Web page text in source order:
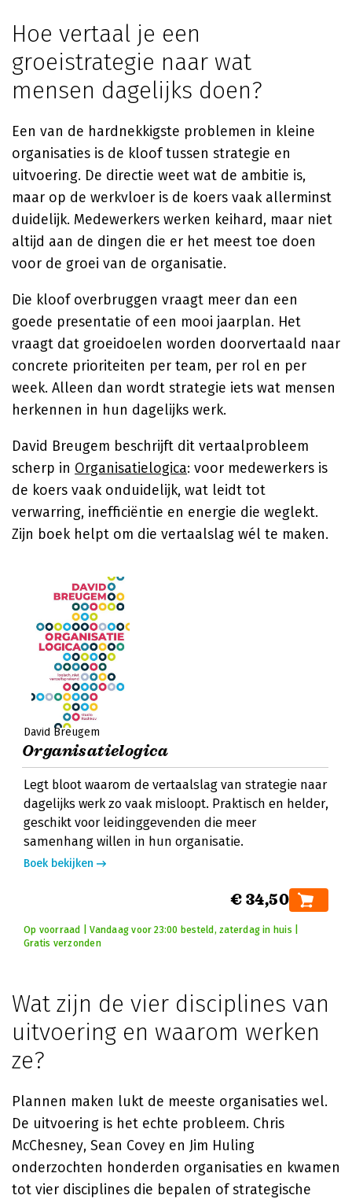
Hoe vertaal je een
groeistrategie naar wat
mensen dagelijks doen?
Een van de hardnekkigste problemen in kleine
organisaties is de kloof tussen strategie en
uitvoering. De directie weet wat de ambitie is,
maar op de werkvloer is de koers vaak allerminst
duidelijk. Medewerkers werken keihard, maar niet
altijd aan de dingen die er het meest toe doen
voor de groei van de organisatie.
Die kloof overbruggen vraagt meer dan een
goede presentatie of een mooi jaarplan. Het
vraagt dat groeidoelen worden doorvertaald naar
concrete prioriteiten per team, per rol en per
week. Alleen dan wordt strategie iets wat mensen
herkennen in hun dagelijks werk.
David Breugem beschrijft dit vertaalprobleem
scherp in Organisatielogica: voor medewerkers is
de koers vaak onduidelijk, wat leidt tot
verwarring, inefficiëntie en energie die weglekt.
Zijn boek helpt om die vertaalslag wél te maken.
David Breugem
Organisatielogica
Legt bloot waarom de vertaalslag van strategie naar
dagelijks werk zo vaak misloopt. Praktisch en helder,
geschikt voor leidinggevenden die meer
samenhang willen in hun organisatie.
Boek bekijken
€ 34,50
Op voorraad | Vandaag voor 23:00 besteld, zaterdag in huis |
Gratis verzonden
Wat zijn de vier disciplines van
uitvoering en waarom werken
ze?
Plannen maken lukt de meeste organisaties wel.
De uitvoering is het echte probleem. Chris
McChesney, Sean Covey en Jim Huling
onderzochten honderden organisaties en kwamen
tot vier disciplines die bepalen of strategische